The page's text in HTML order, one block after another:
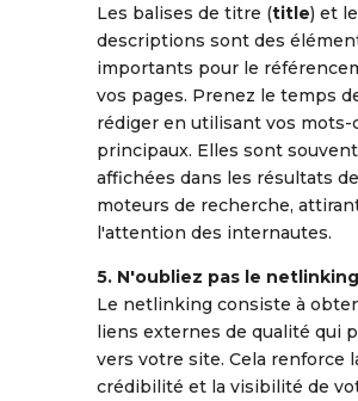
Les balises de titre (title) et
descriptions sont des
importants pour le
vos pages. Prenez le temps
rédiger en utilisant vos mots-
principaux. Elles sont souvent
affichées dans les résultats
moteurs de recherche,
l'attention des internautes.
5. N'oubliez pas le netlinking
Le netlinking consiste à
liens externes de qualité qui
vers votre site. Cela renforce
crédibilité et la visibilité de